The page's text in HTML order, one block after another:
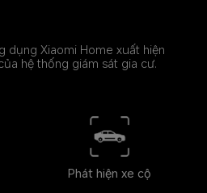
dụng Xiaomi Home xuất hiện
hệ thống giám sát gia cư.
Phát hiện xe cộ